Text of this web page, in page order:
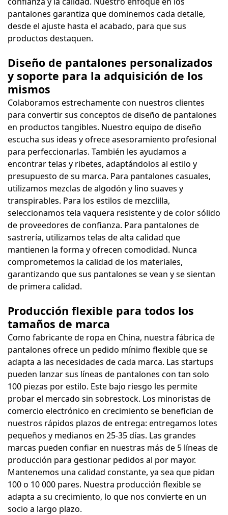
pantalones garantiza que dominemos cada detalle,
desde el ajuste hasta el acabado, para que sus
productos destaquen.
Diseño de pantalones personalizados
y soporte para la adquisición de los
mismos
Colaboramos estrechamente con nuestros clientes
para convertir sus conceptos de diseño de pantalones
en productos tangibles. Nuestro equipo de diseño
escucha sus ideas y ofrece asesoramiento profesional
para perfeccionarlas. También les ayudamos a
encontrar telas y ribetes, adaptándolos al estilo y
presupuesto de su marca. Para pantalones casuales,
utilizamos mezclas de algodón y lino suaves y
transpirables. Para los estilos de mezclilla,
seleccionamos tela vaquera resistente y de color sólido
de proveedores de confianza. Para pantalones de
sastrería, utilizamos telas de alta calidad que
mantienen la forma y ofrecen comodidad. Nunca
comprometemos la calidad de los materiales,
garantizando que sus pantalones se vean y se sientan
de primera calidad.
Producción flexible para todos los
tamaños de marca
Como fabricante de ropa en China, nuestra fábrica de
pantalones ofrece un pedido mínimo flexible que se
adapta a las necesidades de cada marca. Las startups
pueden lanzar sus líneas de pantalones con tan solo
100 piezas por estilo. Este bajo riesgo les permite
probar el mercado sin sobrestock. Los minoristas de
comercio electrónico en crecimiento se benefician de
nuestros rápidos plazos de entrega: entregamos lotes
pequeños y medianos en 25-35 días. Las grandes
marcas pueden confiar en nuestras más de 5 líneas de
producción para gestionar pedidos al por mayor.
Mantenemos una calidad constante, ya sea que pidan
100 o 10 000 pares. Nuestra producción flexible se
adapta a su crecimiento, lo que nos convierte en un
socio a largo plazo.